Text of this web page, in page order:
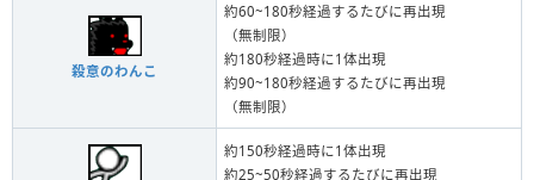
殺意のわんこ
約60~180秒経過するたびに再出現
（無制限）
約180秒経過時に1体出現
約90~180秒経過するたびに再出現
（無制限）
約150秒経過時に1体出現
約25~50秒経過するたびに再出現